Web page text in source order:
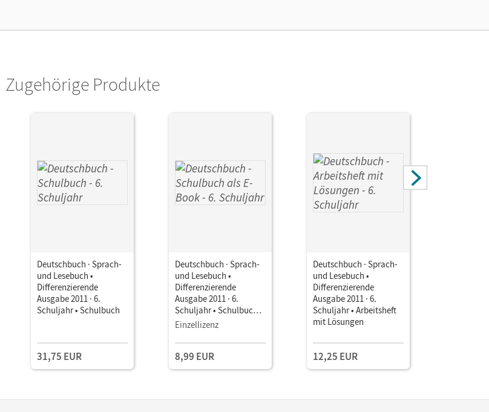
Zugehörige Produkte
Deutschbuch · Sprach-
und Lesebuch •
Differenzierende
Ausgabe 2011 · 6.
Schuljahr • Schulbuch
31,75 EUR
Deutschbuch · Sprach-
und Lesebuch •
Differenzierende
Ausgabe 2011 · 6.
Schuljahr • Schulbuch
als E-Book
Einzellizenz
8,99 EUR
Deutschbuch · Sprach-
und Lesebuch •
Differenzierende
Ausgabe 2011 · 6.
Schuljahr • Arbeitsheft
mit Lösungen
12,25 EUR